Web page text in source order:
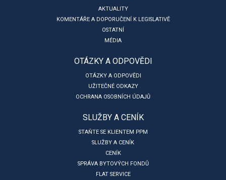
AKTUALITY
KOMENTÁŘE A DOPORUČENÍ K LEGISLATIVĚ
OSTATNÍ
MÉDIA
OTÁZKY A ODPOVĚDI
OTÁZKY A ODPOVĚDI
UŽITEČNÉ ODKAZY
OCHRANA OSOBNÍCH ÚDAJŮ
SLUŽBY A CENÍK
STAŇTE SE KLIENTEM PPM
SLUŽBY A CENÍK
CENÍK
SPRÁVA BYTOVÝCH FONDŮ
FLAT SERVICE